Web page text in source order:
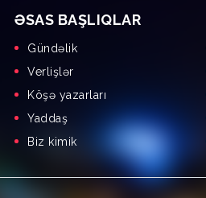
ƏSAS BAŞLIQLAR
Gündəlik
Verlişlər
Köşə yazarları
Yaddaş
Biz kimik